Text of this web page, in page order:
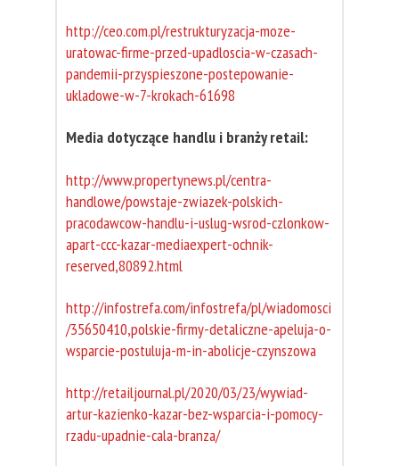
http://ceo.com.pl/restrukturyzacja-moze-
uratowac-firme-przed-upadloscia-w-czasach-
pandemii-przyspieszone-postepowanie-
ukladowe-w-7-krokach-61698
Media dotyczące handlu i branży retail:
http://www.propertynews.pl/centra-
handlowe/powstaje-zwiazek-polskich-
pracodawcow-handlu-i-uslug-wsrod-czlonkow-
apart-ccc-kazar-mediaexpert-ochnik-
reserved,80892.html
http://infostrefa.com/infostrefa/pl/wiadomosci
/35650410,polskie-firmy-detaliczne-apeluja-o-
wsparcie-postuluja-m-in-abolicje-czynszowa
http://retailjournal.pl/2020/03/23/wywiad-
artur-kazienko-kazar-bez-wsparcia-i-pomocy-
rzadu-upadnie-cala-branza/